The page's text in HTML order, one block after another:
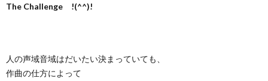
The Challenge !(^^)!
人の声域音域はだいたい決まっていても、
作曲の仕方によって